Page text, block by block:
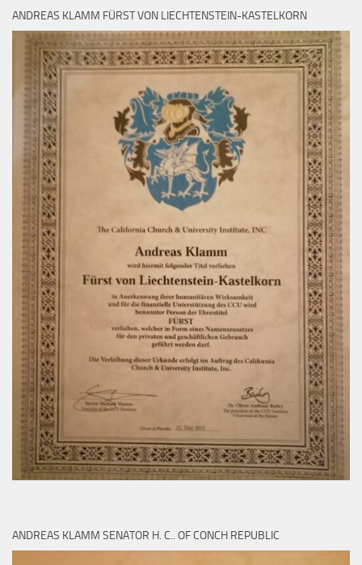
ANDREAS KLAMM FÜRST VON LIECHTENSTEIN-KASTELKORN
ANDREAS KLAMM SENATOR H. C.. OF CONCH REPUBLIC